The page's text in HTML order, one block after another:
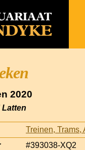
2020
Treinen, Trams,
#393038-XQ2